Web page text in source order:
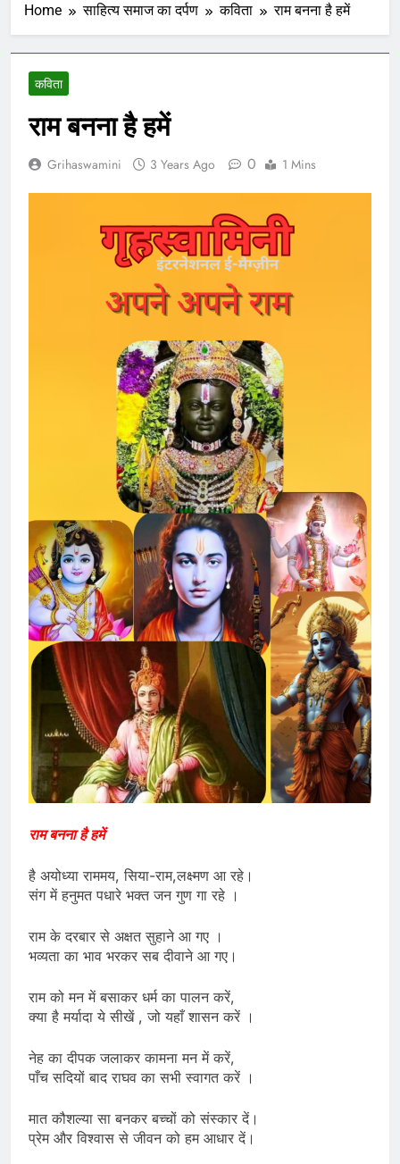
Home साहित्य समाज का दर्पण कविता राम बनना है हमें
कविता
राम बनना है हमें
Grihaswamini 3 Years Ago 0 1 Mins
राम बनना है हमें
है अयोध्या राममय, सिया-राम,लक्ष्मण आ रहे।
संग में हनुमत पधारे भक्त जन गुण गा रहे ।
राम के दरबार से अक्षत सुहाने आ गए ।
भव्यता का भाव भरकर सब दीवाने आ गए।
राम को मन में बसाकर धर्म का पालन करें,
क्या है मर्यादा ये सीखें , जो यहाँ शासन करें ।
नेह का दीपक जलाकर कामना मन में करें,
पाँच सदियों बाद राघव का सभी स्वागत करें ।
मात कौशल्या सा बनकर बच्चों को संस्कार दें।
प्रेम और विश्वास से जीवन को हम आधार दें।